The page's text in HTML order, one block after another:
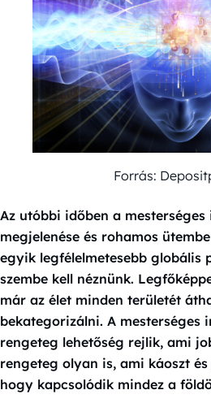
Forrás:
Az utóbbi időben a
megjelenése és rohamos
egyik legfélelmetesebb globális
szembe kell néznünk.
már az élet minden területét
bekategorizálni. A mesterséges
rengeteg lehetőség rejlik, ami
rengeteg olyan is, ami káoszt
hogy kapcsolódik mindez a